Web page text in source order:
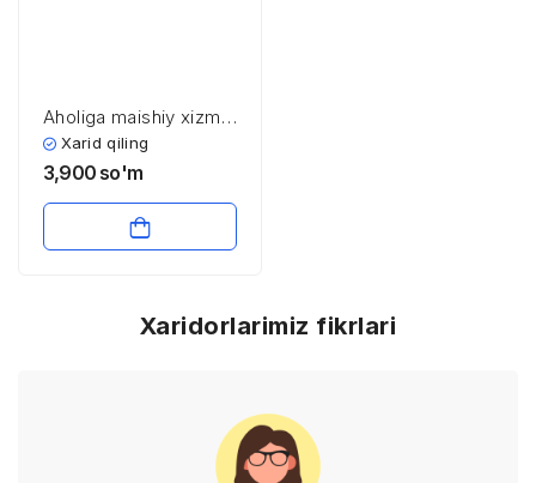
Aholiga maishiy xizmat
ko’rsatish sohasining
iqtisodiyoti va
Xarid qiling
3,900 so'm
Xaridorlarimiz fikrlari